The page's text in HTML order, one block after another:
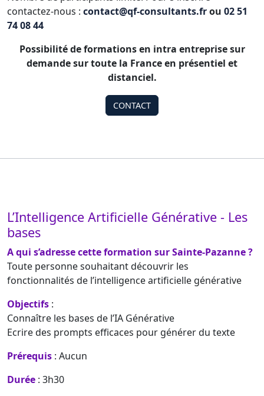
contactez-nous : contact@qf-consultants.frou 02 51
74 08 44
Possibilité de formations en intra entreprise sur
demande sur toute la France en présentiel et
distanciel.
CONTACT
L’Intelligence Artificielle Générative - Les
bases
A qui s’adresse cette formation sur Sainte-Pazanne ?
Toute personne souhaitant découvrir les
fonctionnalités de l’intelligence artificielle générative
Objectifs :
Connaître les bases de l’IA Générative
Ecrire des prompts efficaces pour générer du texte
Prérequis : Aucun
Durée : 3h30